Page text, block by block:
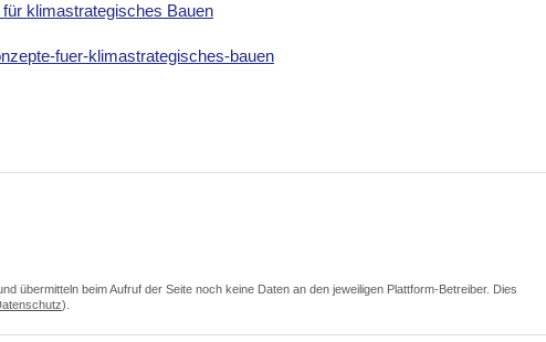
klimastrategisches Bauen
fuer-klimastrategisches-bauen
übermitteln beim Aufruf der Seite noch keine Daten an den jeweiligen Plattform-Betreiber. Dies
).